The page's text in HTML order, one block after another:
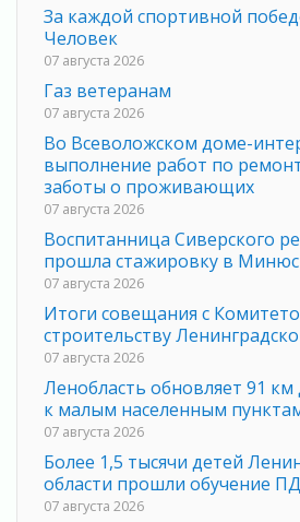
За каждой спортивной
Человек
07 августа 2026
Газ ветеранам
07 августа 2026
Во Всеволожском доме-
выполнение работ по
заботы о проживающих
07 августа 2026
Воспитанница Сиверского
прошла стажировку в
07 августа 2026
Итоги совещания с
строительству
07 августа 2026
Ленобласть обновляет 91
к малым населенным
07 августа 2026
Более 1,5 тысячи детей
области прошли обучение
07 августа 2026